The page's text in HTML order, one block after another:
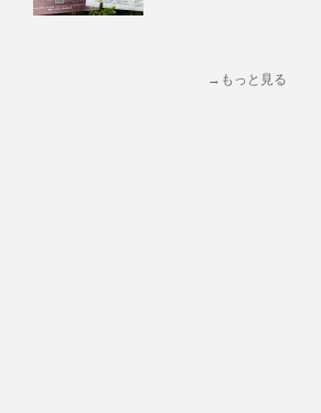
→もっと見る